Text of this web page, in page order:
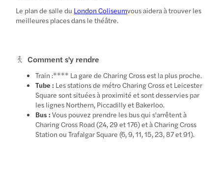
Le plan de salle du London Coliseumvous aidera à trouver les
meilleures places dans le théâtre.
Comment s'y rendre
Train :**** La gare de Charing Cross est la plus proche.
Tube : Les stations de métro Charing Cross et Leicester
Square sont situées à proximité et sont desservies par
les lignes Northern, Piccadilly et Bakerloo.
Bus : Vous pouvez prendre les bus qui s'arrêtent à
Charing Cross Road (24, 29 et 176) et à Charing Cross
Station ou Trafalgar Square (6, 9, 11, 15, 23, 87 et 91).